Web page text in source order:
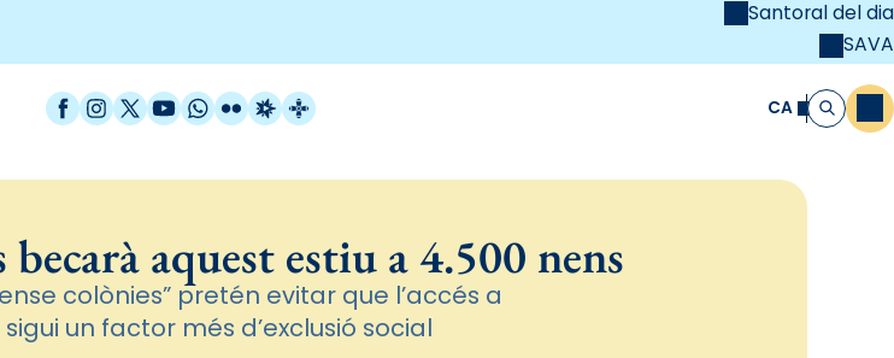
Santoral del dia
SAVA
Facebook
Instagram
X / Twitter
YouTube
WhatsApp
FlickrRadio Estel
Catalunya Cristiana CA Cerca
aquest estiu a 4.500 nens
colònies” pretén evitar que l’accés a
un factor més d’exclusió social